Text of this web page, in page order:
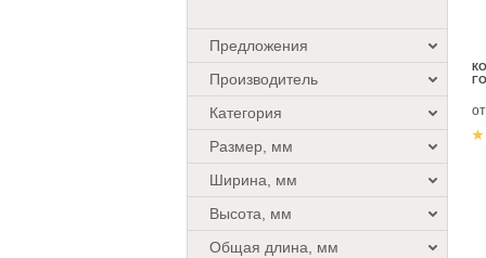
Предложения
Производитель
Категория
Размер, мм
Ширина, мм
Высота, мм
Общая длина, мм
от